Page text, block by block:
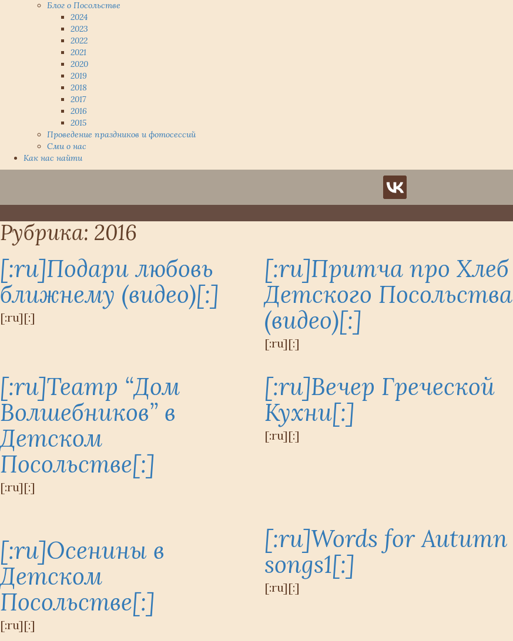
Блог о Посольстве
2024
2023
2022
2021
2020
2019
2018
2017
2016
2015
Проведение праздников и фотосессий
Сми о нас
Как нас найти
Рубрика: 2016
[:ru]Подари любовь
ближнему (видео)[:]
[:ru][:]
[:ru]Притча про Хлеб
Детского Посольства
(видео)[:]
[:ru][:]
[:ru]Театр “Дом
Волшебников” в
Детском
Посольстве[:]
[:ru][:]
[:ru]Вечер Греческой
Кухни[:]
[:ru][:]
[:ru]Осенины в
Детском
Посольстве[:]
[:ru][:]
[:ru]Words for Autumn
songs1[:]
[:ru][:]